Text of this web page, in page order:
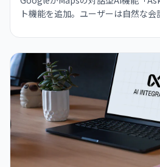
ト機能を追加。ユーザーは自然な
カレンダー連携で旅計画がより便利